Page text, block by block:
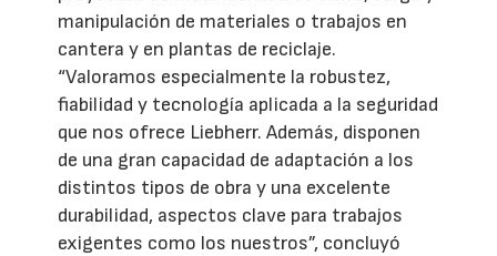
manipulación de materiales o trabajos en
cantera y en plantas de reciclaje.
“Valoramos especialmente la robustez,
fiabilidad y tecnología aplicada a la seguridad
que nos ofrece Liebherr. Además, disponen
de una gran capacidad de adaptación a los
distintos tipos de obra y una excelente
durabilidad, aspectos clave para trabajos
exigentes como los nuestros”, concluyó